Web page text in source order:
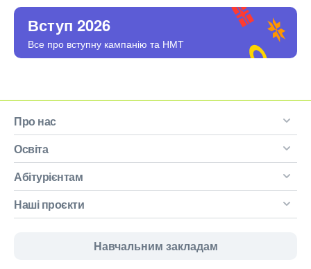
Вступ 2026
Все про вступну кампанію та НМТ
Про нас
Освіта
Абітурієнтам
Наші проєкти
Навчальним закладам